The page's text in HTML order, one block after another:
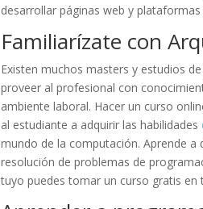
desarrollar páginas web y plataformas
Familiarízate con
Existen muchos masters y estudios
proveer al profesional con
ambiente laboral. Hacer un curso
al estudiante a adquirir las habilidades
mundo de la computación. Aprende
resolución de problemas de
tuyo puedes tomar un curso gratis